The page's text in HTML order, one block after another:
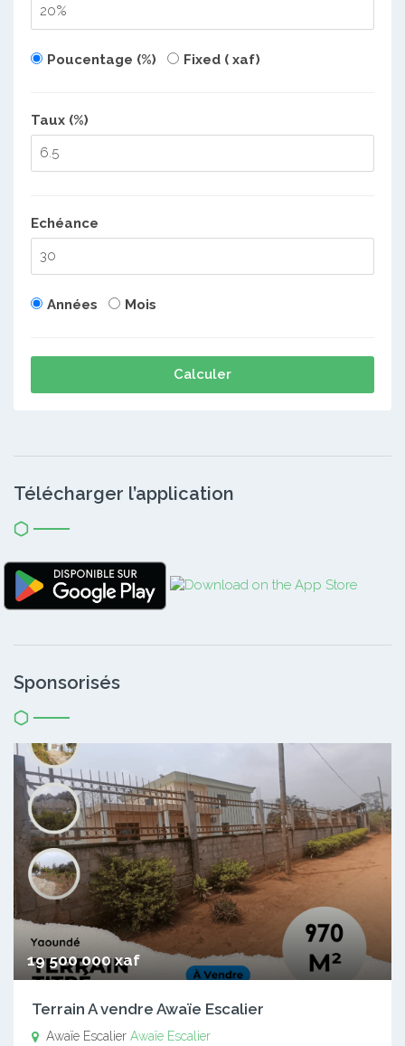
Poucentage (%) Fixed ( xaf)
Taux (%)
Echéance
Années Mois
Calculer
Télécharger l’application
Sponsorisés
19 500 000 xaf
Terrain A vendre Awaïe Escalier
Awaïe Escalier Awaïe Escalier